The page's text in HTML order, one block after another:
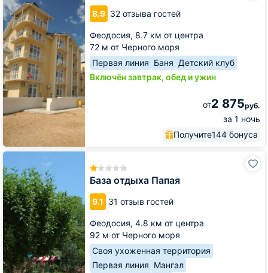
8.9 32 отзыва гостей
Феодосия, 8.7 км от центра
72 м от Черного моря
Первая линия Баня Детский клуб
Включён завтрак, обед и ужин
от2 875руб.
за 1 ночь
Получите144 бонуса
ТОК
Золотой
пляж
База отдыха Папая
9.1 31 отзыв гостей
Феодосия, 4.8 км от центра
92 м от Черного моря
Своя ухоженная территория
Первая линия Мангал
База
отдыха
Папая